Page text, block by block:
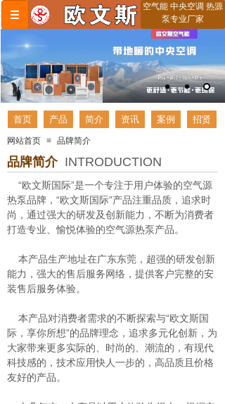
空气能 中央空调 热源
泵专业厂家
首页 产品 简介 资讯 案例 招贤
网站首页 ≡ 品牌简介
品牌简介 INTRODUCTION
“欧文斯国际”是一个专注于用户体验的空气源
热泵品牌，“欧文斯国际”产品注重品质，追求时
尚，通过强大的研发及创新能力，不断为消费者
打造专业、愉悦体验的空气源热泵产品。
本产品生产地址在广东东莞，超强的研发创新
能力，强大的售后服务网络，提供客户完整的安
装售后服务体验。
本产品对消费者需求的不断探索与“欧文斯国
际，享你所想”的品牌理念，追求多元化创新，为
大家带来更多实际的、时尚的、潮流的，有现代
科技感的，技术应用快人一步的，高品质且价格
友好的产品。